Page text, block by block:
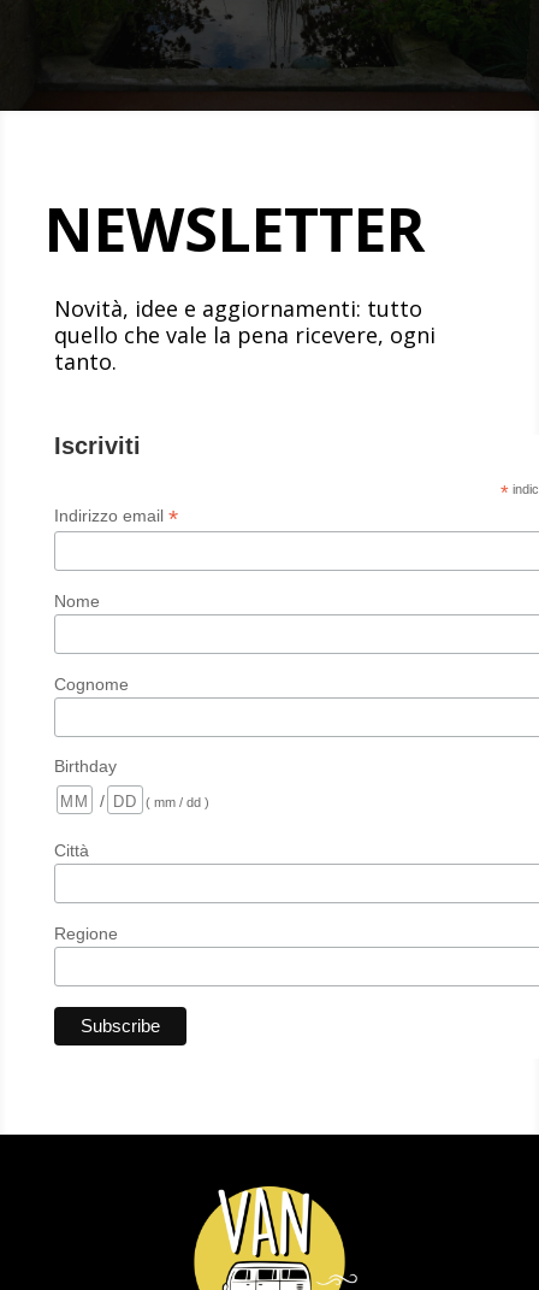
NEWSLETTER
Novità, idee e aggiornamenti: tutto
quello che vale la pena ricevere, ogni
tanto.
Iscriviti
*
Indirizzo email *
Nome
Cognome
Birthday
/
( mm / dd )
Città
Regione